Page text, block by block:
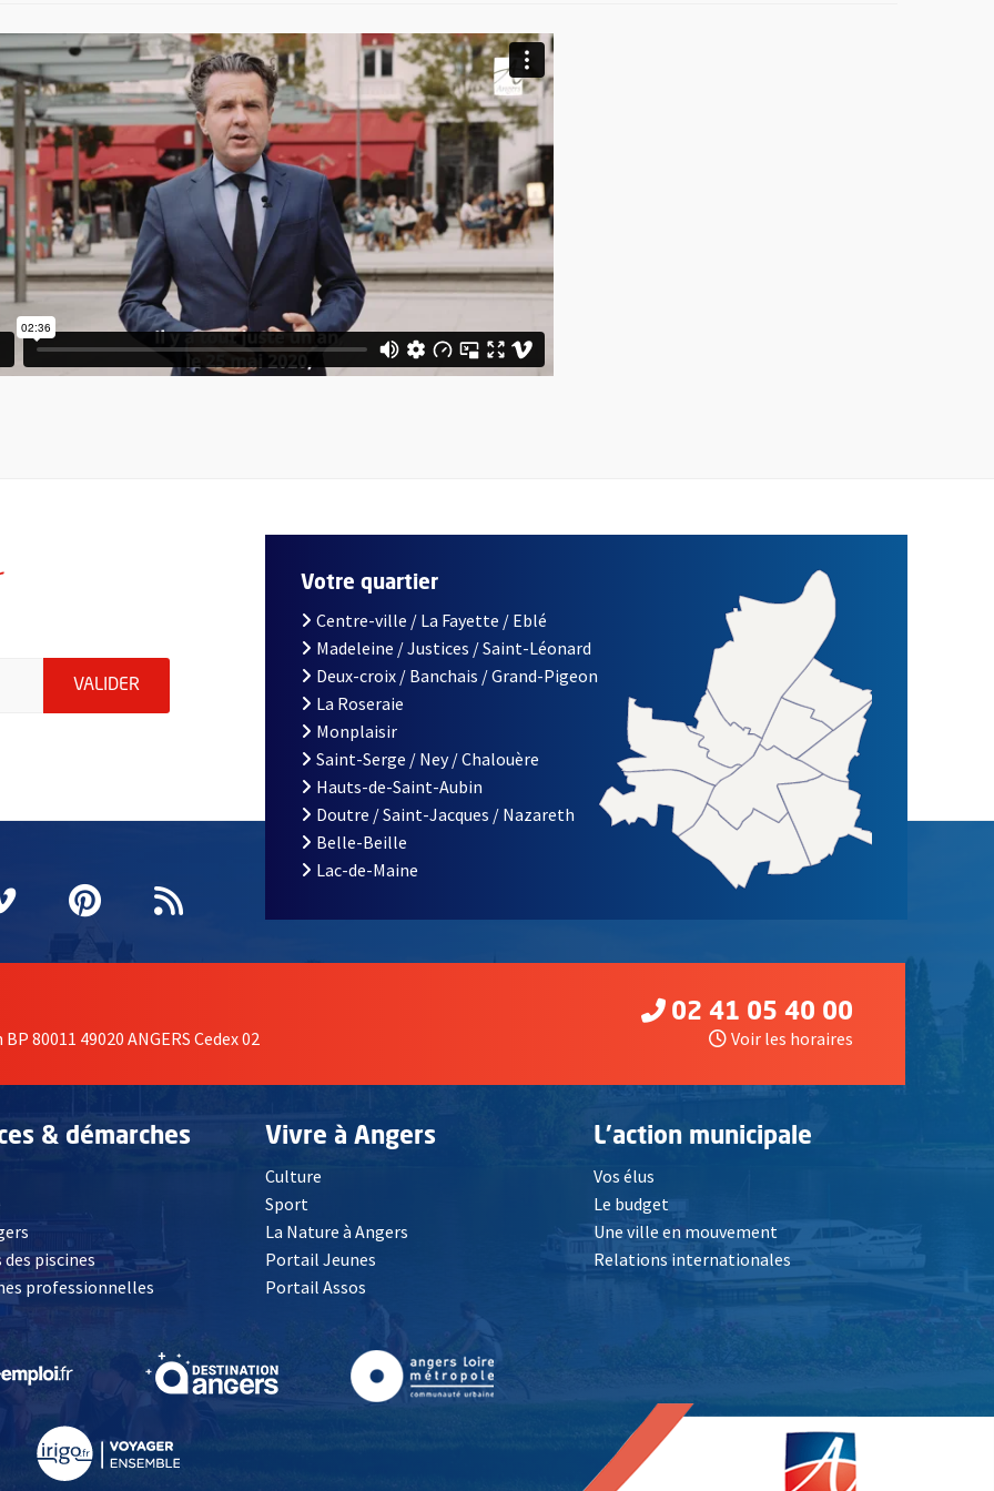
indiquez votre email (champ obligatoire)
VALIDERENVOYER MA DEMANDE D'INSCRIPTION À LA LETTRE D'INFORMATION DE LA VILLE D'ANGERS
fenêtrefenêtre
une nouvelle fenêtre
Vimeo
, Ouvre une nouvelle fenêtre
Pinterest
, Ouvre une nouvelle fenêtre
Flux RSS
Votre quartier
Centre-ville / La Fayette / Eblé
Madeleine / Justices / Saint-Léonard
Deux-croix / Banchais / Grand-Pigeon
La Roseraie
Monplaisir
Saint-Serge / Ney / Chalouère
Hauts-de-Saint-Aubin
Doutre / Saint-Jacques / Nazareth
Belle-Beille
Lac-de-Maine
80011 49020 ANGERS Cedex 02
02 41 05 40 00
Voir les horaires
& démarches
, Ouvre une nouvelle fenêtre
piscines
professionnelles
Vivre à Angers
Culture
Sport
La Nature à Angers
Portail Jeunes
Portail Assos
L'action municipale
Vos élus
Le budget
Une ville en mouvement
Relations internationales
fenêtre , Ouvre une nouvelle fenêtre , Ouvre une nouvelle fenêtre, Ouvre une nouvelle fenêtre